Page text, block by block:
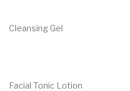
Cleansing Gel
Facial Tonic Lotion